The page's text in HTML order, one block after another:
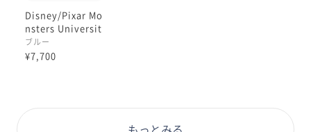
学生証の様なメガネケースは
裏面が凸凹のエンボス加工になっています♪
メガネを入れてもゆったりめのケースすごく使いやすい
Disney/Pixar Mo
nsters Universit
y デザイン / サリ
ーモデル
ブルー
¥7,700